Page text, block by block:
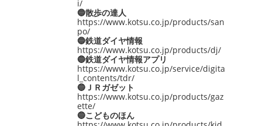
i/
🔵散歩の達人
https://www.kotsu.co.jp/products/san
po/
🔵鉄道ダイヤ情報
https://www.kotsu.co.jp/products/dj/
🔵鉄道ダイヤ情報アプリ
https://www.kotsu.co.jp/service/digita
l_contents/tdr/
🔵ＪＲガゼット
https://www.kotsu.co.jp/products/gaz
ette/
🔵こどものほん